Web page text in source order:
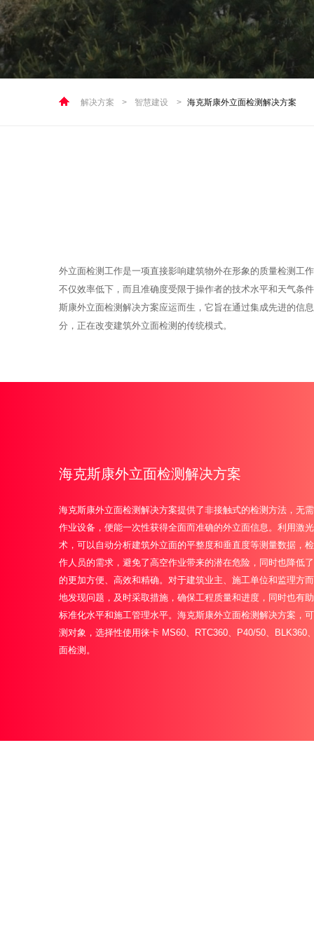
解决方案 > 智慧建设 > 海克斯康外立面检测解决方案
外立面检测工作是一项直接影响建筑物外在形象的质量检测工
不仅效率低下，而且准确度受限于操作者的技术水平和天气条
斯康外立面检测解决方案应运而生，它旨在通过集成先进的信
分，正在改变建筑外立面检测的传统模式。
海克斯康外立面检测解决方案
海克斯康外立面检测解决方案提供了非接触式的检测方法，无
作业设备，便能一次性获得全面而准确的外立面信息。利用激
术，可以自动分析建筑外立面的平整度和垂直度等测量数据，
作人员的需求，避免了高空作业带来的潜在危险，同时也降低
的更加方便、高效和精确。对于建筑业主、施工单位和监理方
地发现问题，及时采取措施，确保工程质量和进度，同时也有
标准化水平和施工管理水平。海克斯康外立面检测解决方案，
测对象，选择性使用徕卡 MS60、RTC360、P40/50、BLK360
面检测。